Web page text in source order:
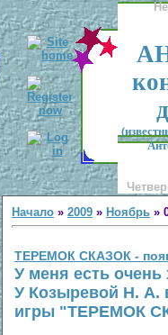
Начало » 2009 » Ноябрь »
ТЕРЕМОК СКАЗОК -
У меня есть
У Козыревой Н. А.
игры "ТЕРЕМОК